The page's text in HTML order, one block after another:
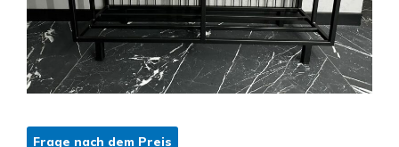
Frage nach dem Preis